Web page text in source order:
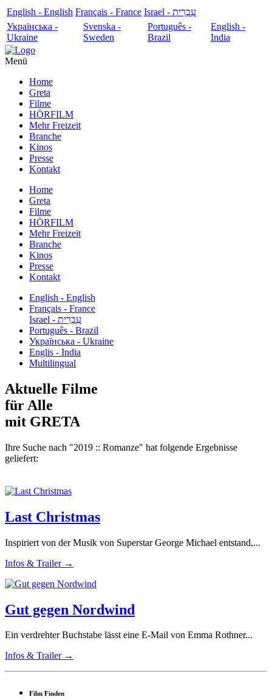
English - English Français - France
עִבְרִית - Israel
Українська -
Ukraine
Svenska -
Sweden
Português -
Brazil
English -
India
Menü
Home
Greta
Filme
HÖRFILM
Mehr Freizeit
Branche
Kinos
Presse
Kontakt
Home
Greta
Filme
HÖRFILM
Mehr Freizeit
Branche
Kinos
Presse
Kontakt
English - English
Français - France
עִבְרִית - Israel
Português - Brazil
Українська - Ukraine
Englis - India
Multilingual
Aktuelle Filme
für Alle
mit GRETA
Ihre Suche nach "2019 :: Romanze" hat folgende Ergebnisse
geliefert:
Last Christmas
Inspiriert von der Musik von Superstar George Michael entstand,...
Infos & Trailer →
Gut gegen Nordwind
Ein verdrehter Buchstabe lässt eine E-Mail von Emma Rothner...
Infos & Trailer →
Film Finden